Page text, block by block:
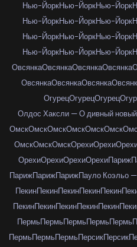
Нью-ЙоркНью-ЙоркНью-Йорк
Нью-ЙоркНью-ЙоркНью-Йорк
Нью-ЙоркНью-ЙоркНью-Йорк
Нью-ЙоркНью-ЙоркНью-Йорк
ОвсянкаОвсянкаОвсянкаОвсянка
ОвсянкаОвсянкаОвсянка
ОгурецОгурецОгурец
Олдос Хаксли — О дивный
ОмскОмскОмскОмскОмскОмск
ОмскОмскОмскОрехиОрехи
ОрехиОрехиОрехиОрехиПариж
ПарижПарижПарижПауло Коэльо
ПекинПекинПекинПекинПекин
ПекинПекинПекинПекинПекин
ПермьПермьПермьПермьПермь
ПермьПермьПермьПерсикПерсик